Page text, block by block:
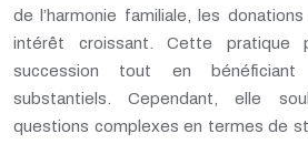
de l’harmonie familiale, les
intérêt croissant. Cette pratique
succession tout en bénéficiant
substantiels. Cependant, elle
questions complexes en termes de